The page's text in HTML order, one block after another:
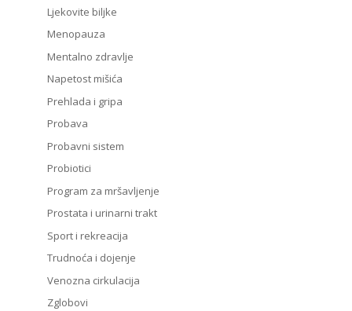
Ljekovite biljke
Menopauza
Mentalno zdravlje
Napetost mišića
Prehlada i gripa
Probava
Probavni sistem
Probiotici
Program za mršavljenje
Prostata i urinarni trakt
Sport i rekreacija
Trudnoća i dojenje
Venozna cirkulacija
Zglobovi